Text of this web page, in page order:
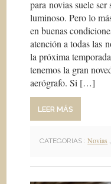
para novias suele
luminoso. Pero lo
en buenas
atención a todas las
la próxima
tenemos la gran
aerógrafo. Si […]
LEER MÁS
CATEGORIAS : Novias ,